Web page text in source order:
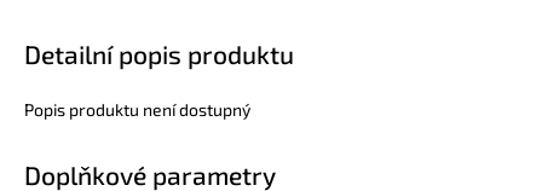
Detailní popis produktu
Popis produktu není dostupný
Doplňkové parametry